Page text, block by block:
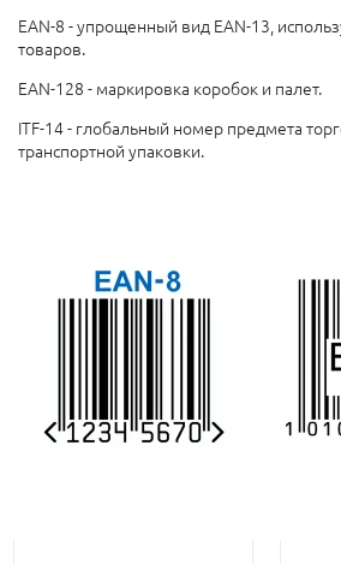
EAN-8 - упрощенный вид EAN-13,
товаров.
EAN-128 - маркировка коробок и палет.
ITF-14 - глобальный номер предмета
транспортной упаковки.